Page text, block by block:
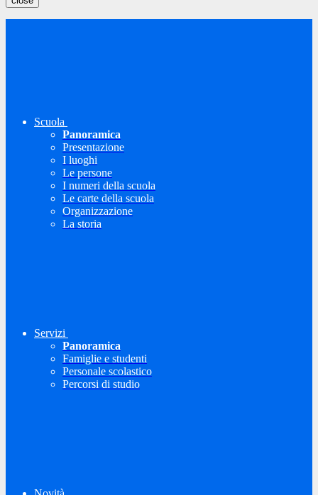
Scuola
Panoramica
Presentazione
I luoghi
Le persone
I numeri della scuola
Le carte della scuola
Organizzazione
La storia
Servizi
Panoramica
Famiglie e studenti
Personale scolastico
Percorsi di studio